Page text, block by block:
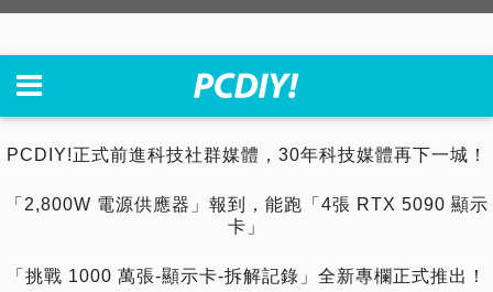
PCDIY!正式前進科技社群媒體，30年科技媒體再下一城！
「2,800W 電源供應器」報到，能跑「4張 RTX 5090 顯示
卡」
「挑戰 1000 萬張-顯示卡-拆解記錄」全新專欄正式推出！